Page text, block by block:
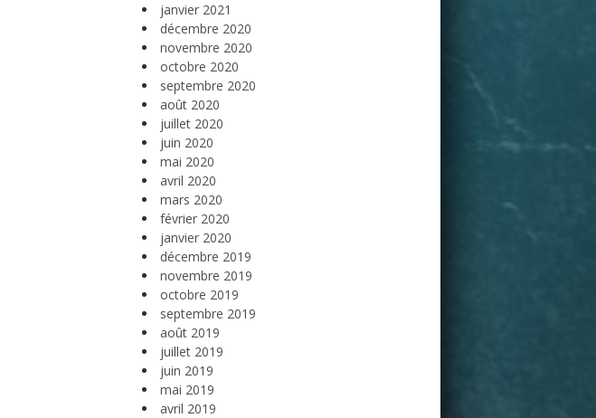
janvier 2021
décembre 2020
novembre 2020
octobre 2020
septembre 2020
août 2020
juillet 2020
juin 2020
mai 2020
avril 2020
mars 2020
février 2020
janvier 2020
décembre 2019
novembre 2019
octobre 2019
septembre 2019
août 2019
juillet 2019
juin 2019
mai 2019
avril 2019